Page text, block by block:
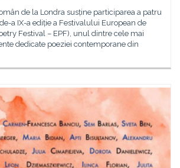
de la Londra susține participarea a patru
a IX-a ediție a Festivalului European de
Festival – EPF), unul dintre cele mai
dedicate poeziei contemporane din